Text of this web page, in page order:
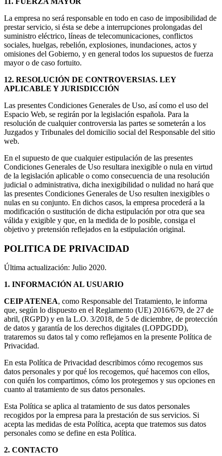
La empresa no será responsable en todo en caso de imposibilidad de
prestar servicio, si ésta se debe a interrupciones prolongadas del
suministro eléctrico, líneas de telecomunicaciones, conflictos
sociales, huelgas, rebelión, explosiones, inundaciones, actos y
omisiones del Gobierno, y en general todos los supuestos de fuerza
mayor o de caso fortuito.
12. RESOLUCIÓN DE CONTROVERSIAS. LEY
APLICABLE Y JURISDICCIÓN
Las presentes Condiciones Generales de Uso, así como el uso del
Espacio Web, se regirán por la legislación española. Para la
resolución de cualquier controversia las partes se someterán a los
Juzgados y Tribunales del domicilio social del Responsable del sitio
web.
En el supuesto de que cualquier estipulación de las presentes
Condiciones Generales de Uso resultara inexigible o nula en virtud
de la legislación aplicable o como consecuencia de una resolución
judicial o administrativa, dicha inexigibilidad o nulidad no hará que
las presentes Condiciones Generales de Uso resulten inexigibles o
nulas en su conjunto. En dichos casos, la empresa procederá a la
modificación o sustitución de dicha estipulación por otra que sea
válida y exigible y que, en la medida de lo posible, consiga el
objetivo y pretensión reflejados en la estipulación original.
POLITICA DE PRIVACIDAD
Última actualización: Julio 2020.
1. INFORMACIÓN AL USUARIO
CEIP ATENEA, como Responsable del Tratamiento, le informa
que, según lo dispuesto en el Reglamento (UE) 2016/679, de 27 de
abril, (RGPD) y en la L.O. 3/2018, de 5 de diciembre, de protección
de datos y garantía de los derechos digitales (LOPDGDD),
trataremos su datos tal y como reflejamos en la presente Política de
Privacidad.
En esta Política de Privacidad describimos cómo recogemos sus
datos personales y por qué los recogemos, qué hacemos con ellos,
con quién los compartimos, cómo los protegemos y sus opciones en
cuanto al tratamiento de sus datos personales.
Esta Política se aplica al tratamiento de sus datos personales
recogidos por la empresa para la prestación de sus servicios. Si
acepta las medidas de esta Política, acepta que tratemos sus datos
personales como se define en esta Política.
2. CONTACTO